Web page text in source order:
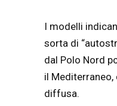
I modelli
sorta di
dal Polo Nord
il
diffusa.